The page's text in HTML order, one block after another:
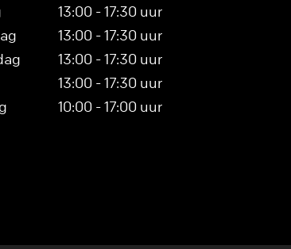
13:00 - 17:30 uur
13:00 - 17:30 uur
13:00 - 17:30 uur
13:00 - 17:30 uur
10:00 - 17:00 uur